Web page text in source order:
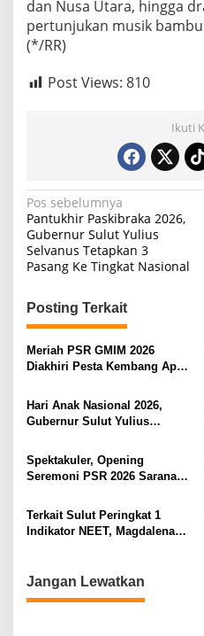
dan Nusa Utara, hingga
pertunjukan musik
(*/RR)
Post Views: 810
Ikuti
N
a
v
g
a
s
p
o
s
Pos sebelumnya
Pantukhir Paskibraka 2026,
Gubernur Sulut Yulius
Selvanus Tetapkan 3
Pasang Ke Tingkat Nasional
Posting Terkait
Meriah PSR GMIM 2026
Diakhiri Pesta Kembang Api,
dan Terima Kasih
Hari Anak Nasional 2026,
Gubernur Sulut Yulius
Ruang Aman Bagi Anak, di
Lingkungan Fisik Maupun di
Ruang Digital
Spektakuler, Opening
Seremoni PSR 2026 Sarana
Pererat Persaudaraan
Terkait Sulut Peringkat 1
Indikator NEET, Magdalena
Tidak Timbul Persepsi Keliru
Jangan Lewatkan